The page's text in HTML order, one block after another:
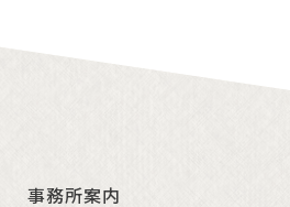
事務所案内